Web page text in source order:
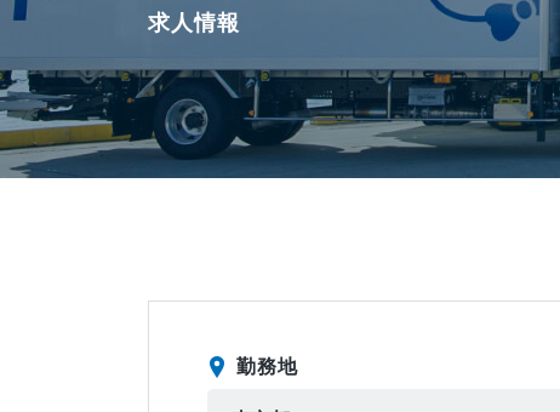
求人情報
勤務地